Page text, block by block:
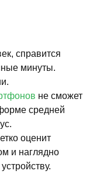
справится
минуты.
не сможет
средней
оценит
и наглядно